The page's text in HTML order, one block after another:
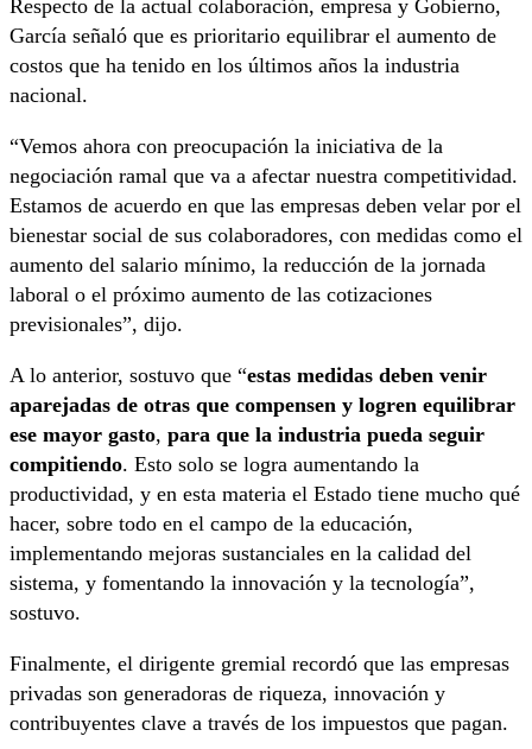
Respecto de la actual colaboración, empresa y Gobierno,
García señaló que es prioritario equilibrar el aumento de
costos que ha tenido en los últimos años la industria
nacional.
“Vemos ahora con preocupación la iniciativa de la
negociación ramal que va a afectar nuestra competitividad.
Estamos de acuerdo en que las empresas deben velar por el
bienestar social de sus colaboradores, con medidas como el
aumento del salario mínimo, la reducción de la jornada
laboral o el próximo aumento de las cotizaciones
previsionales”, dijo.
A lo anterior, sostuvo que “estas medidas deben venir
aparejadas de otras que compensen y logren equilibrar
ese mayor gasto, para que la industria pueda seguir
compitiendo. Esto solo se logra aumentando la
productividad, y en esta materia el Estado tiene mucho qué
hacer, sobre todo en el campo de la educación,
implementando mejoras sustanciales en la calidad del
sistema, y fomentando la innovación y la tecnología”,
sostuvo.
Finalmente, el dirigente gremial recordó que las empresas
privadas son generadoras de riqueza, innovación y
contribuyentes clave a través de los impuestos que pagan.